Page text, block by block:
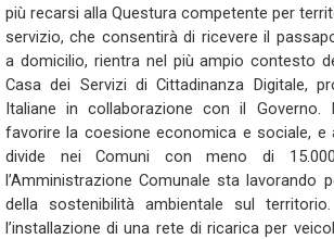
più recarsi alla Questura competente per
servizio, che consentirà di ricevere il
a domicilio, rientra nel più ampio contesto
Casa dei Servizi di Cittadinanza Digitale,
Italiane in collaborazione con il
favorire la coesione economica e sociale, e
divide nei Comuni con meno di
l’Amministrazione Comunale sta lavorando
della sostenibilità ambientale sul
l’installazione di una rete di ricarica per